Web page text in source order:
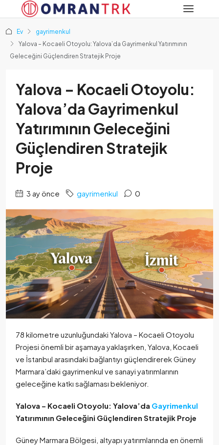
Ev
gayrimenkul
Yalova – Kocaeli Otoyolu: Yalova’da Gayrimenkul Yatırımının
Geleceğini Güçlendiren Stratejik Proje
Yalova – Kocaeli Otoyolu:
Yalova’da Gayrimenkul
Yatırımının Geleceğini
Güçlendiren Stratejik
Proje
3 ay önce gayrimenkul 0
78 kilometre uzunluğundaki Yalova – Kocaeli Otoyolu
Projesi önemli bir aşamaya yaklaşırken, Yalova, Kocaeli
ve İstanbul arasındaki bağlantıyı güçlendirerek Güney
Marmara’daki gayrimenkul ve sanayi yatırımlarının
geleceğine katkı sağlaması bekleniyor.
Yalova – Kocaeli Otoyolu: Yalova’da Gayrimenkul
Yatırımının Geleceğini Güçlendiren Stratejik Proje
Güney Marmara Bölgesi, altyapı yatırımlarında en önemli